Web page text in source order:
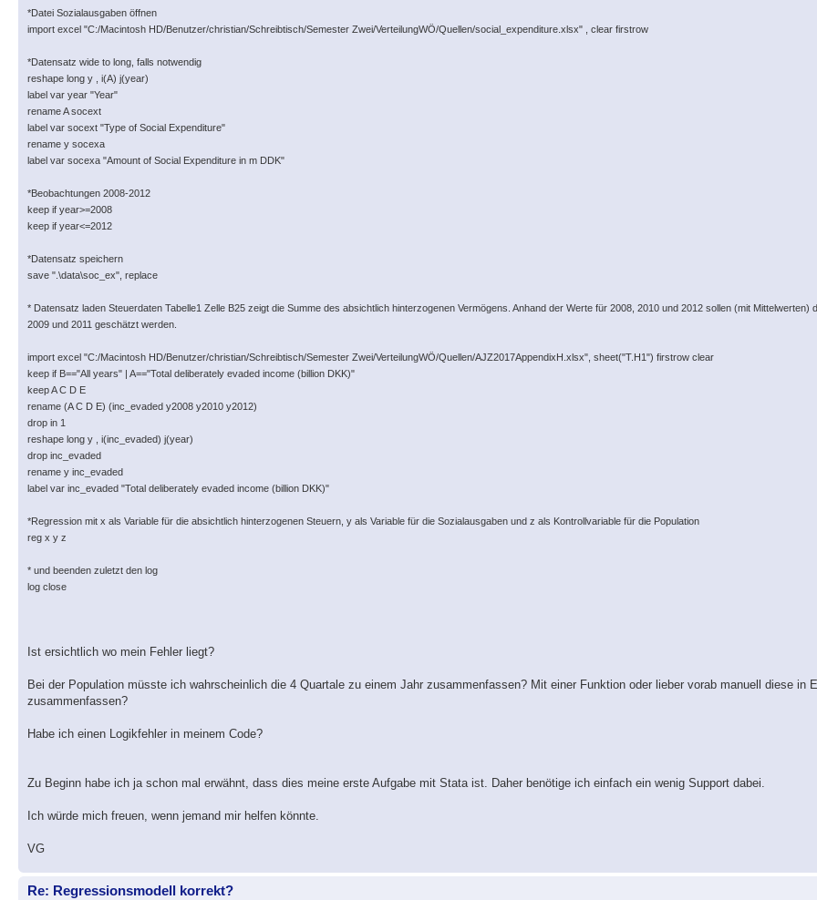
*Datei Sozialausgaben öffnen
import excel "C:/Macintosh HD/Benutzer/christian/Schreibtisch/Semester Zwei/VerteilungWÖ/Quellen/social_expenditure.xlsx" , clear firstrow
*Datensatz wide to long, falls notwendig
reshape long y , i(A) j(year)
label var year "Year"
rename A socext
label var socext "Type of Social Expenditure"
rename y socexa
label var socexa "Amount of Social Expenditure in m DDK"
*Beobachtungen 2008-2012
keep if year>=2008
keep if year<=2012
*Datensatz speichern
save ".\data\soc_ex", replace
* Datensatz laden Steuerdaten Tabelle1 Zelle B25 zeigt die Summe des absichtlich hinterzogenen Vermögens. Anhand der Werte für 2008, 2010 und 2012 sollen (mit Mittelwerten)
2009 und 2011 geschätzt werden.
import excel "C:/Macintosh HD/Benutzer/christian/Schreibtisch/Semester Zwei/VerteilungWÖ/Quellen/AJZ2017AppendixH.xlsx", sheet("T.H1") firstrow clear
keep if B=="All years" | A=="Total deliberately evaded income (billion DKK)"
keep A C D E
rename (A C D E) (inc_evaded y2008 y2010 y2012)
drop in 1
reshape long y , i(inc_evaded) j(year)
drop inc_evaded
rename y inc_evaded
label var inc_evaded "Total deliberately evaded income (billion DKK)"
*Regression mit x als Variable für die absichtlich hinterzogenen Steuern, y als Variable für die Sozialausgaben und z als Kontrollvariable für die Population
reg x y z
* und beenden zuletzt den log
log close
Ist ersichtlich wo mein Fehler liegt?
Bei der Population müsste ich wahrscheinlich die 4 Quartale zu einem Jahr zusammenfassen? Mit einer Funktion oder lieber vorab manuell diese in
zusammenfassen?
Habe ich einen Logikfehler in meinem Code?
Zu Beginn habe ich ja schon mal erwähnt, dass dies meine erste Aufgabe mit Stata ist. Daher benötige ich einfach ein wenig Support dabei.
Ich würde mich freuen, wenn jemand mir helfen könnte.
VG
Re: Regressionsmodell korrekt?